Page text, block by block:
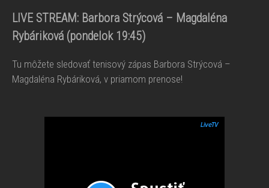
LIVE STREAM: Barbora Strýcová – Magdaléna
Rybáriková (pondelok 19:45)
Tu môžete sledovať tenisový zápas Barbora Strýcová –
Magdaléna Rybáriková, v priamom prenose!